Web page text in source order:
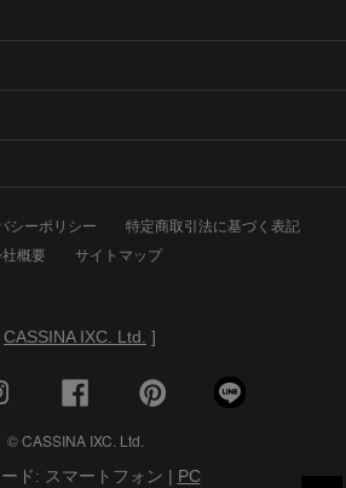
シーポリシー
特定商取引法に基づく表記
概要
サイトマップ
CASSINA IXC. Ltd. ]
© CASSINA IXC. Ltd.
ド: スマートフォン | PC